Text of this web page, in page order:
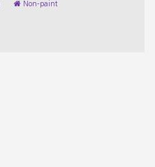
Non-paint